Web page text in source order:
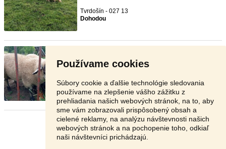
Používame cookies
Súbory cookie a ďalšie technológie sledovania
používame na zlepšenie vášho zážitku z
prehliadania našich webových stránok, na to, aby
sme vám zobrazovali prispôsobený obsah a
cielené reklamy, na analýzu návštevnosti našich
webových stránok a na pochopenie toho, odkiaľ
naši návštevníci prichádzajú.
Tvrdošín - 027 13
Dohodou
Predám bara
sufolk, mäsový typ. Asi nie je úplne
čistokrvný. Po ...
Brezno - 976 68
Stránka: 1 2 3 Ďalšia